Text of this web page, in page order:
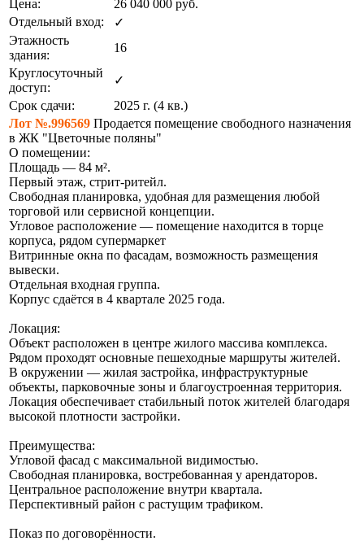
Цена: 26 040 000 руб.
Отдельный вход:
✓
Этажность
здания:
16
Круглосуточный
доступ:
✓
Срок сдачи:
2025 г. (4 кв.)
Лот №.996569 Продается помещение свободного назначения
в ЖК "Цветочные поляны"
О помещении:
Площадь — 84 м².
Первый этаж, стрит-ритейл.
Свободная планировка, удобная для размещения любой
торговой или сервисной концепции.
Угловое расположение — помещение находится в торце
корпуса, рядом супермаркет
Витринные окна по фасадам, возможность размещения
вывески.
Отдельная входная группа.
Корпус сдаётся в 4 квартале 2025 года.
Локация:
Объект расположен в центре жилого массива комплекса.
Рядом проходят основные пешеходные маршруты жителей.
В окружении — жилая застройка, инфраструктурные
объекты, парковочные зоны и благоустроенная территория.
Локация обеспечивает стабильный поток жителей благодаря
высокой плотности застройки.
Преимущества:
Угловой фасад с максимальной видимостью.
Свободная планировка, востребованная у арендаторов.
Центральное расположение внутри квартала.
Перспективный район с растущим трафиком.
Показ по договорённости.